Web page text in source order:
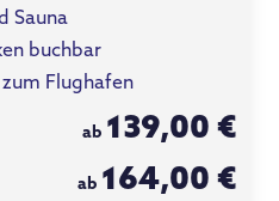
Sauna
buchbar
Flughafen
ab 139,00 €
ab 164,00 €